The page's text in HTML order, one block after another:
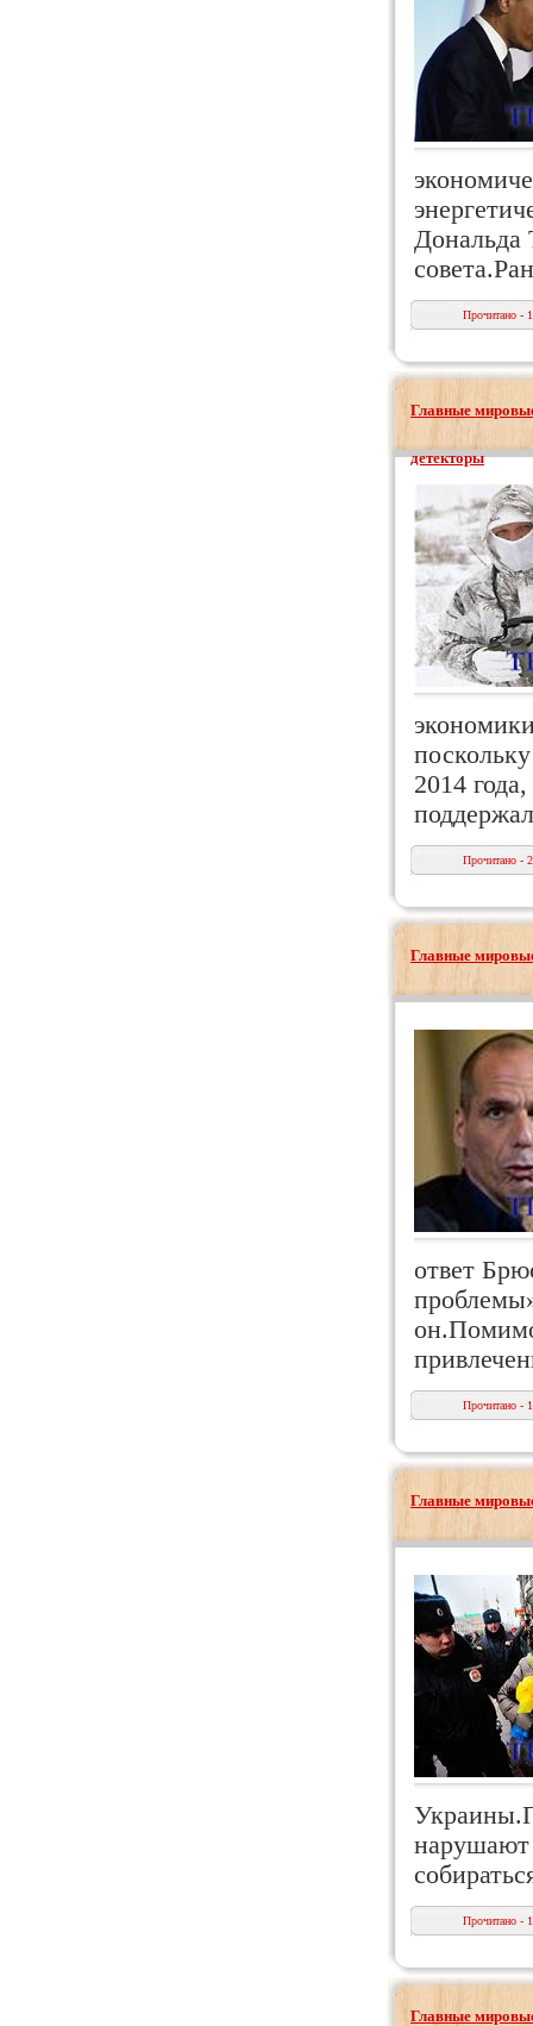
Дональда
Прочитано -
Главные
детекторы
2014
Прочитано -
Главные
ответ
Прочитано -
Главные
нарушают
Прочитано -
Главные